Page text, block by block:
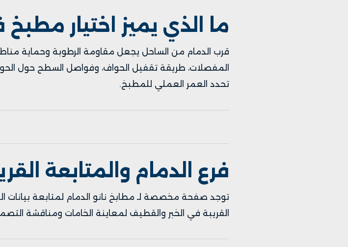
ما الذي يميز اختيار مطبخ
قرب الدمام من الساحل يجعل مقاومة الرطوبة وحماية
المفصلات، طريقة تقفيل الحواف، وفواصل السطح حول
تحدد العمر العملي للمطبخ.
فرع الدمام والمتابعة
توجد صفحة مخصصة لـ مطابخ نانو الدمام لمتابعة بيانات
القريبة في الخبر و القطيف لمعاينة الخامات ومناقشة